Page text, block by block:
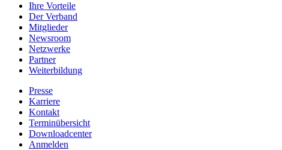
Ihre Vorteile
Der Verband
Mitglieder
Newsroom
Netzwerke
Partner
Weiterbildung
Presse
Karriere
Kontakt
Terminübersicht
Downloadcenter
Anmelden